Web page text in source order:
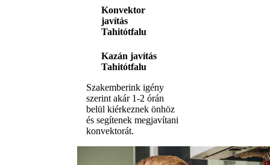
Konvektor
javítás
Tahitótfalu
Kazán javítás
Tahitótfalu
Szakemberink igény
szerint akár 1-2 órán
belül kiérkeznek önhöz
és segítenek megjavítani
konvektorát.